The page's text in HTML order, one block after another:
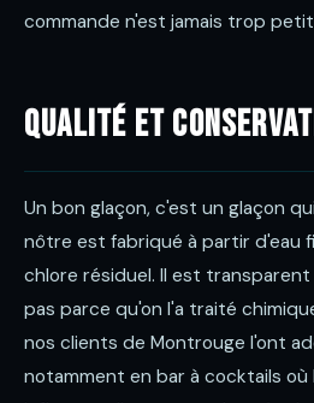
commande n'est jamais trop
Qualité et
Un bon glaçon, c'est un glaçon
nôtre est fabriqué à partir d'eau
chlore résiduel. Il est
pas parce qu'on l'a traité
nos clients de Montrouge l'ont
notamment en bar à cocktails